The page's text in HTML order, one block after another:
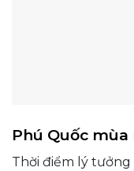
Phú Quốc mùa
Thời điểm lý